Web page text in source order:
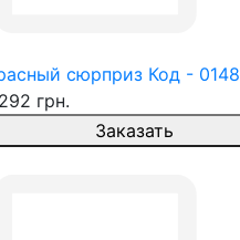
сюрприз Код - 0148
грн.
Заказать